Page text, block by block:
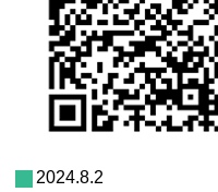
2024.8.2